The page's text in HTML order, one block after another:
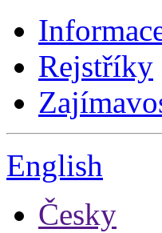
Rejstříky
English
Česky